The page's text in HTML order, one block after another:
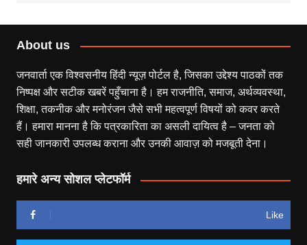
About us
जनवार्ता एक विश्वसनीय हिंदी न्यूज़ पोर्टल है, जिसका उद्देश्य पाठकों तक
निष्पक्ष और सटीक खबरें पहुँचाना है। हम राजनीति, समाज, अर्थव्यवस्था,
शिक्षा, तकनीक और मनोरंजन जैसे सभी महत्वपूर्ण विषयों को कवर करते
हैं। हमारा मानना है कि पत्रकारिता का असली दायित्व है – जनता को
सही जानकारी उपलब्ध कराना और उनकी आवाज़ को मजबूती देना।
हमारे अन्य सोशल प्लेटफॉर्म
Like